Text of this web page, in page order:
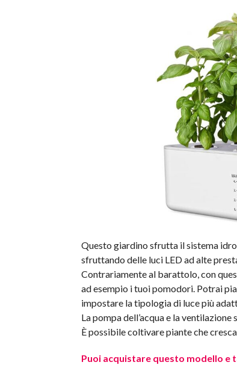
Questo giardino sfrutta il sistema
sfruttando delle luci LED ad alte
Contrariamente al barattolo, con
ad esempio i tuoi pomodori. Potrai
impostare la tipologia di luce più
La pompa dell’acqua e la
È possibile coltivare piante che
Puoi acquistare questo modello e